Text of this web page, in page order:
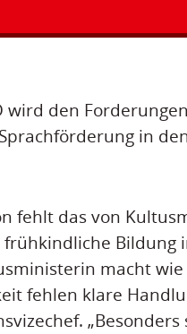
wird den
in
fehlt das von
Bildung
macht
fehlen klare